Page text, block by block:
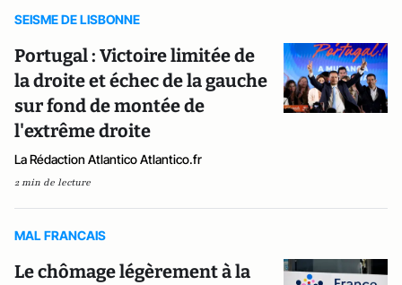
SEISME DE LISBONNE
Portugal : Victoire limitée de
la droite et échec de la gauche
sur fond de montée de
l'extrême droite
La Rédaction Atlantico Atlantico.fr
2 min de lecture
MAL FRANCAIS
Le chômage légèrement à la